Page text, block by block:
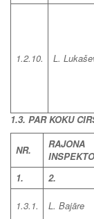
1.2.10. L.
1.3. PAR KOKU
NR.
RAJONA
1. 2.
1.3.1. L. Bajāre